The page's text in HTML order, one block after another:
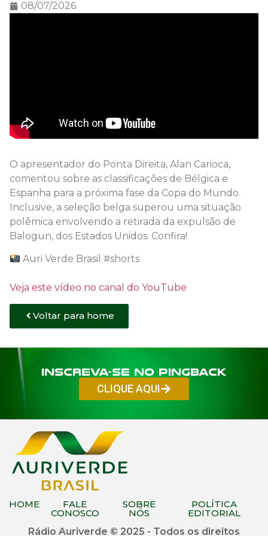
08/07/2026
O apresentador do Ponta Direita, Alan Carioca,
comentou sobre as classificações de Bélgica e
Espanha para a próxima fase da Copa do Mundo.
Inclusive, a seleção belga superou uma situação
polêmica envolvendo a retirada da expulsão de
Balogun, dos Estados Unidos. Confira!
Auri Verde Brasil #shorts
Veja este vídeo no canal do YouTube
Voltar para home
Inscreva-se no PINGBACK
CLIQUE AQUI
HOME FALE
CONOSCO
SOBRE
NÓS
POLÍTICA
EDITORIAL
Rádio Auriverde © 2025 - Todos os direitos